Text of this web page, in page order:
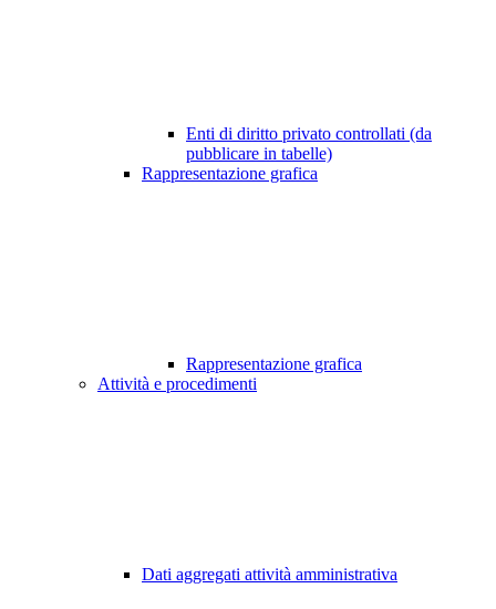
Enti di diritto privato controllati (da
pubblicare in tabelle)
Rappresentazione grafica
Rappresentazione grafica
Attività e procedimenti
Dati aggregati attività amministrativa